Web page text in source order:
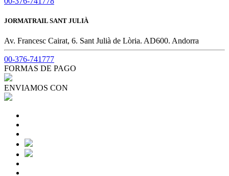
JORMATRAIL SANT JULIÀ
Av. Francesc Cairat, 6. Sant Julià de Lòria. AD600. Andorra
00-376-741777
FORMAS DE PAGO
ENVIAMOS CON